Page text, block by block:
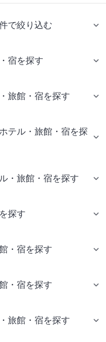
で絞り込む
宿を探す
旅館・宿を探す
テル・旅館・宿を探
・旅館・宿を探す
探す
・宿を探す
・宿を探す
旅館・宿を探す